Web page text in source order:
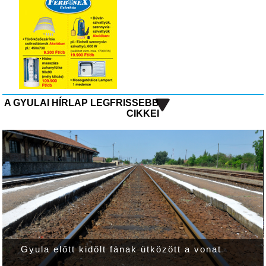
A GYULAI HÍRLAP LEGFRISSEBB
CIKKEI
Gyula előtt kidőlt fának ütközött a vonat